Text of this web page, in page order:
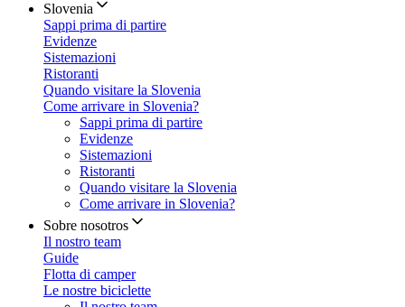
Slovenia
Sappi prima di partire
Evidenze
Sistemazioni
Ristoranti
Quando visitare la Slovenia
Come arrivare in Slovenia?
Sappi prima di partire
Evidenze
Sistemazioni
Ristoranti
Quando visitare la Slovenia
Come arrivare in Slovenia?
Sobre nosotros
Il nostro team
Guide
Flotta di camper
Le nostre biciclette